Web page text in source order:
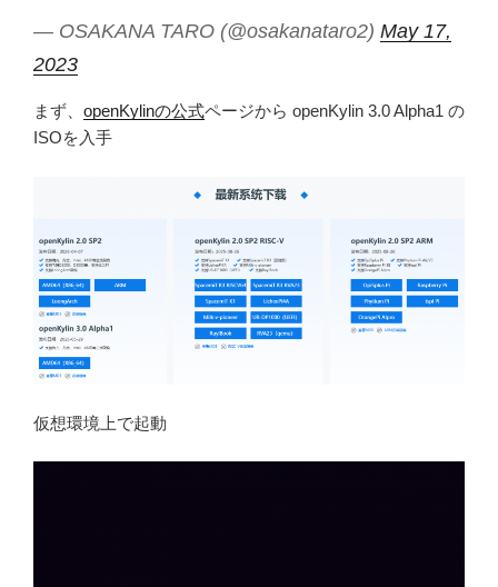
— OSAKANA TARO (@osakanataro2) May 17,
2023
まず、 openKylinの公式ページから openKylin 3.0 Alpha1 の
ISOを入手
仮想環境上で起動